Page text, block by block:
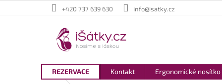
na
+420 737 639 630 info@isatky.cz
REZERVACE Kontakt Ergonomické nosítko